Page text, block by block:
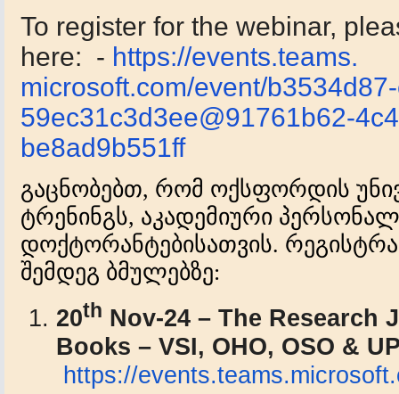
To register for the webinar,
here: - https://events.teams.
microsoft.com/event/b3534d87-
59ec31c3d3ee@91761b62-
be8ad9b551ff
გაცნობებთ, რომ ოქსფორდის
ტრენინგს, აკადემიური
დოქტორანტებისათვის.
შემდეგ ბმულებზე:
20th Nov-24 – The Research
Books – VSI, OHO, OSO &
https://events.teams.